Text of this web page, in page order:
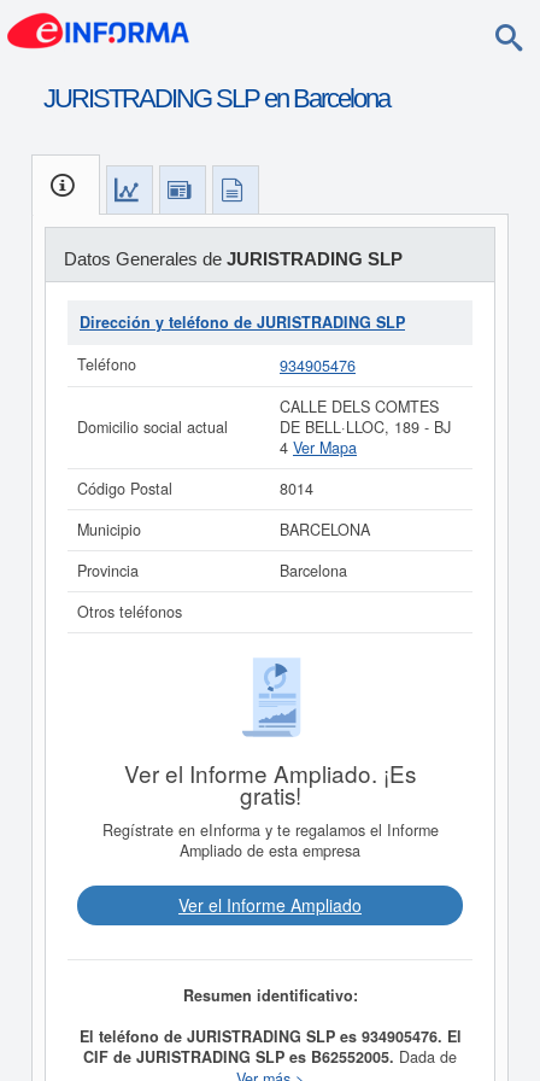
JURISTRADING SLP en Barcelona
Datos Generales de JURISTRADING SLP
Dirección y teléfono de JURISTRADING SLP
Teléfono
934905476
Domicilio social actual
CALLE DELS COMTES
DE BELL·LLOC, 189 - BJ
4 Ver Mapa
Código Postal
8014
Municipio
BARCELONA
Provincia
Barcelona
Otros teléfonos
Ver el Informe Ampliado. ¡Es
gratis!
Regístrate en eInforma y te regalamos el Informe
Ampliado de esta empresa
Ver el Informe Ampliado
Resumen identificativo:
El teléfono de JURISTRADING SLP es 934905476. El
CIF de JURISTRADING SLP es B62552005. Dada de